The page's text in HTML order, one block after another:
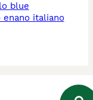
blue
enano italiano